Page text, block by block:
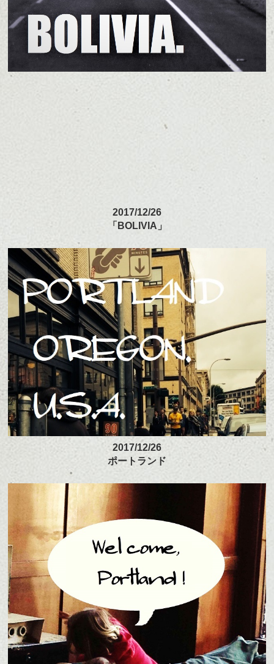
2017/12/26
「BOLIVIA」
2017/12/26
ポートランド